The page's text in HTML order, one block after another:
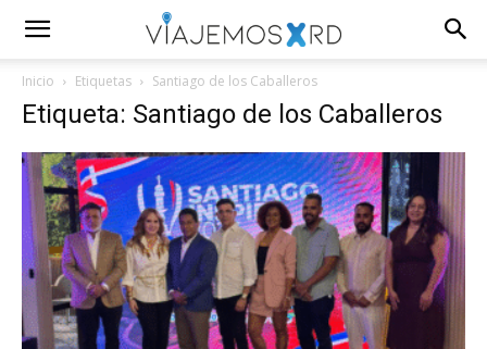
Inicio Etiquetas Santiago de los Caballeros
Etiqueta: Santiago de los Caballeros